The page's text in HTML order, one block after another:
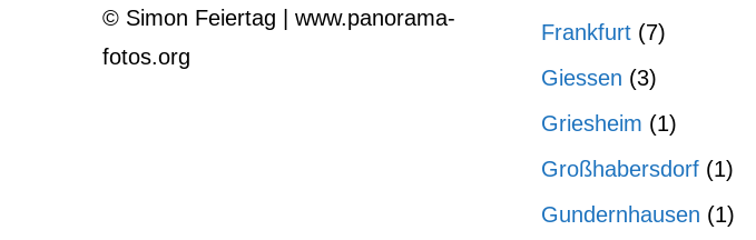
© Simon Feiertag | www.panorama-
fotos.org
Frankfurt (7)
Giessen (3)
Griesheim (1)
Großhabersdorf (1)
Gundernhausen (1)